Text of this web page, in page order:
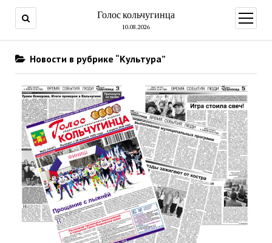
Голос кольчугинца
10.08.2026
меню
Новости в рубрике “Культура”